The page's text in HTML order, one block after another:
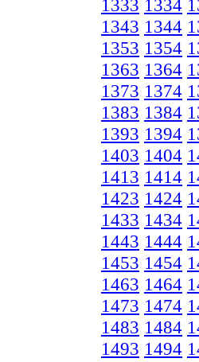
1333 1334
1343 1344
1353 1354
1363 1364
1373 1374
1383 1384
1393 1394
1403 1404
1413 1414
1423 1424
1433 1434
1443 1444
1453 1454
1463 1464
1473 1474
1483 1484
1493 1494